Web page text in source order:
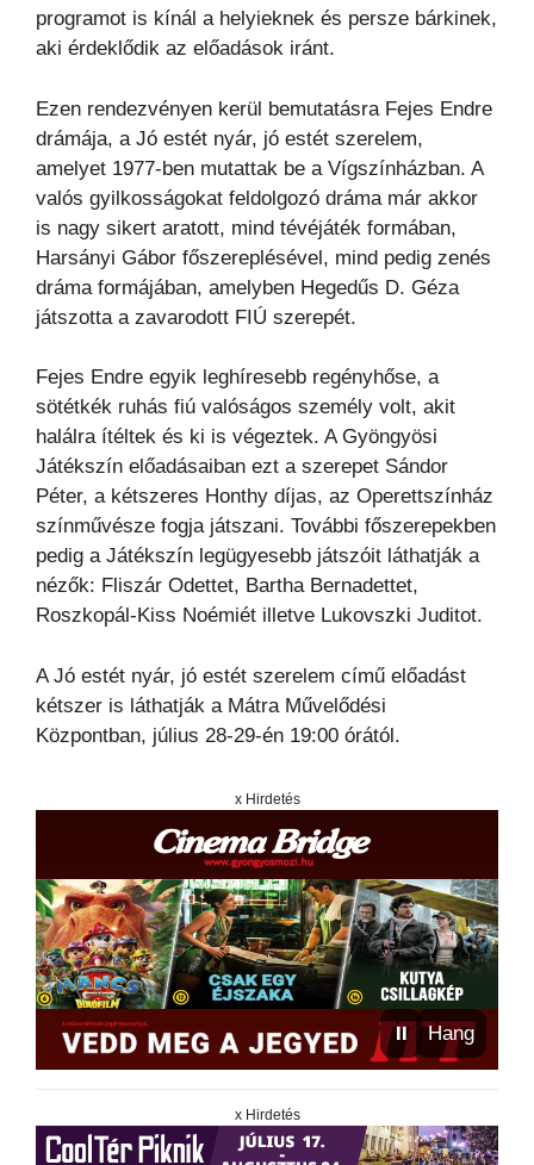
programot is kínál a helyieknek és persze bárkinek,
aki érdeklődik az előadások iránt.
Ezen rendezvényen kerül bemutatásra Fejes Endre
drámája, a Jó estét nyár, jó estét szerelem,
amelyet 1977-ben mutattak be a Vígszínházban. A
valós gyilkosságokat feldolgozó dráma már akkor
is nagy sikert aratott, mind tévéjáték formában,
Harsányi Gábor főszereplésével, mind pedig zenés
dráma formájában, amelyben Hegedűs D. Géza
játszotta a zavarodott FIÚ szerepét.
Fejes Endre egyik leghíresebb regényhőse, a
sötétkék ruhás fiú valóságos személy volt, akit
halálra ítéltek és ki is végeztek. A Gyöngyösi
Játékszín előadásaiban ezt a szerepet Sándor
Péter, a kétszeres Honthy díjas, az Operettszínház
színművésze fogja játszani. További főszerepekben
pedig a Játékszín legügyesebb játszóit láthatják a
nézők: Fliszár Odettet, Bartha Bernadettet,
Roszkopál-Kiss Noémiét illetve Lukovszki Juditot.
A Jó estét nyár, jó estét szerelem című előadást
kétszer is láthatják a Mátra Művelődési
Központban, július 28-29-én 19:00 órától.
x Hirdetés
⏸ Hang
x Hirdetés